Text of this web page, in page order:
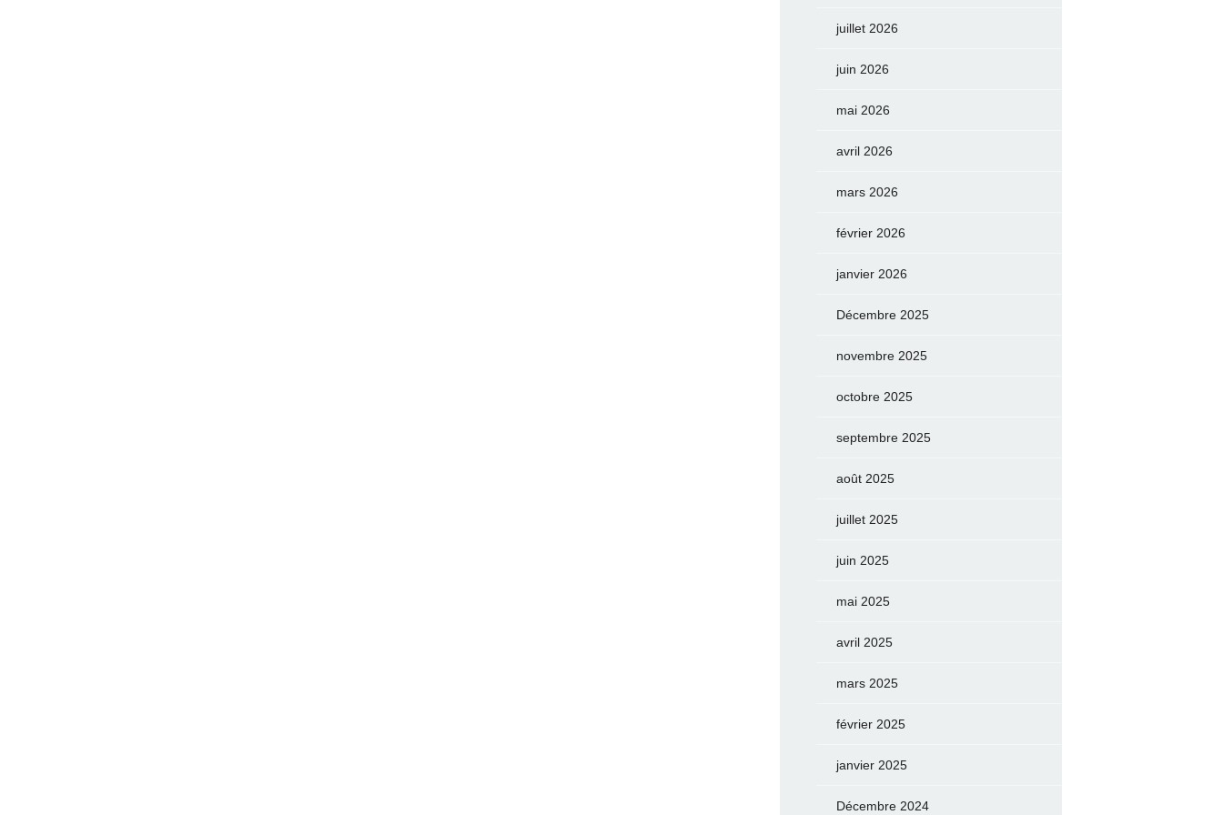
juillet 2026
juin 2026
mai 2026
avril 2026
mars 2026
février 2026
janvier 2026
Décembre 2025
novembre 2025
octobre 2025
septembre 2025
août 2025
juillet 2025
juin 2025
mai 2025
avril 2025
mars 2025
février 2025
janvier 2025
Décembre 2024